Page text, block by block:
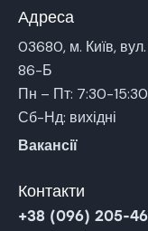
Адреса
03680, м. Київ,
86-Б
Пн – Пт: 7:30-15:30
Сб-Нд: вихідні
Вакансії
Контакти
+38 (096) 205-